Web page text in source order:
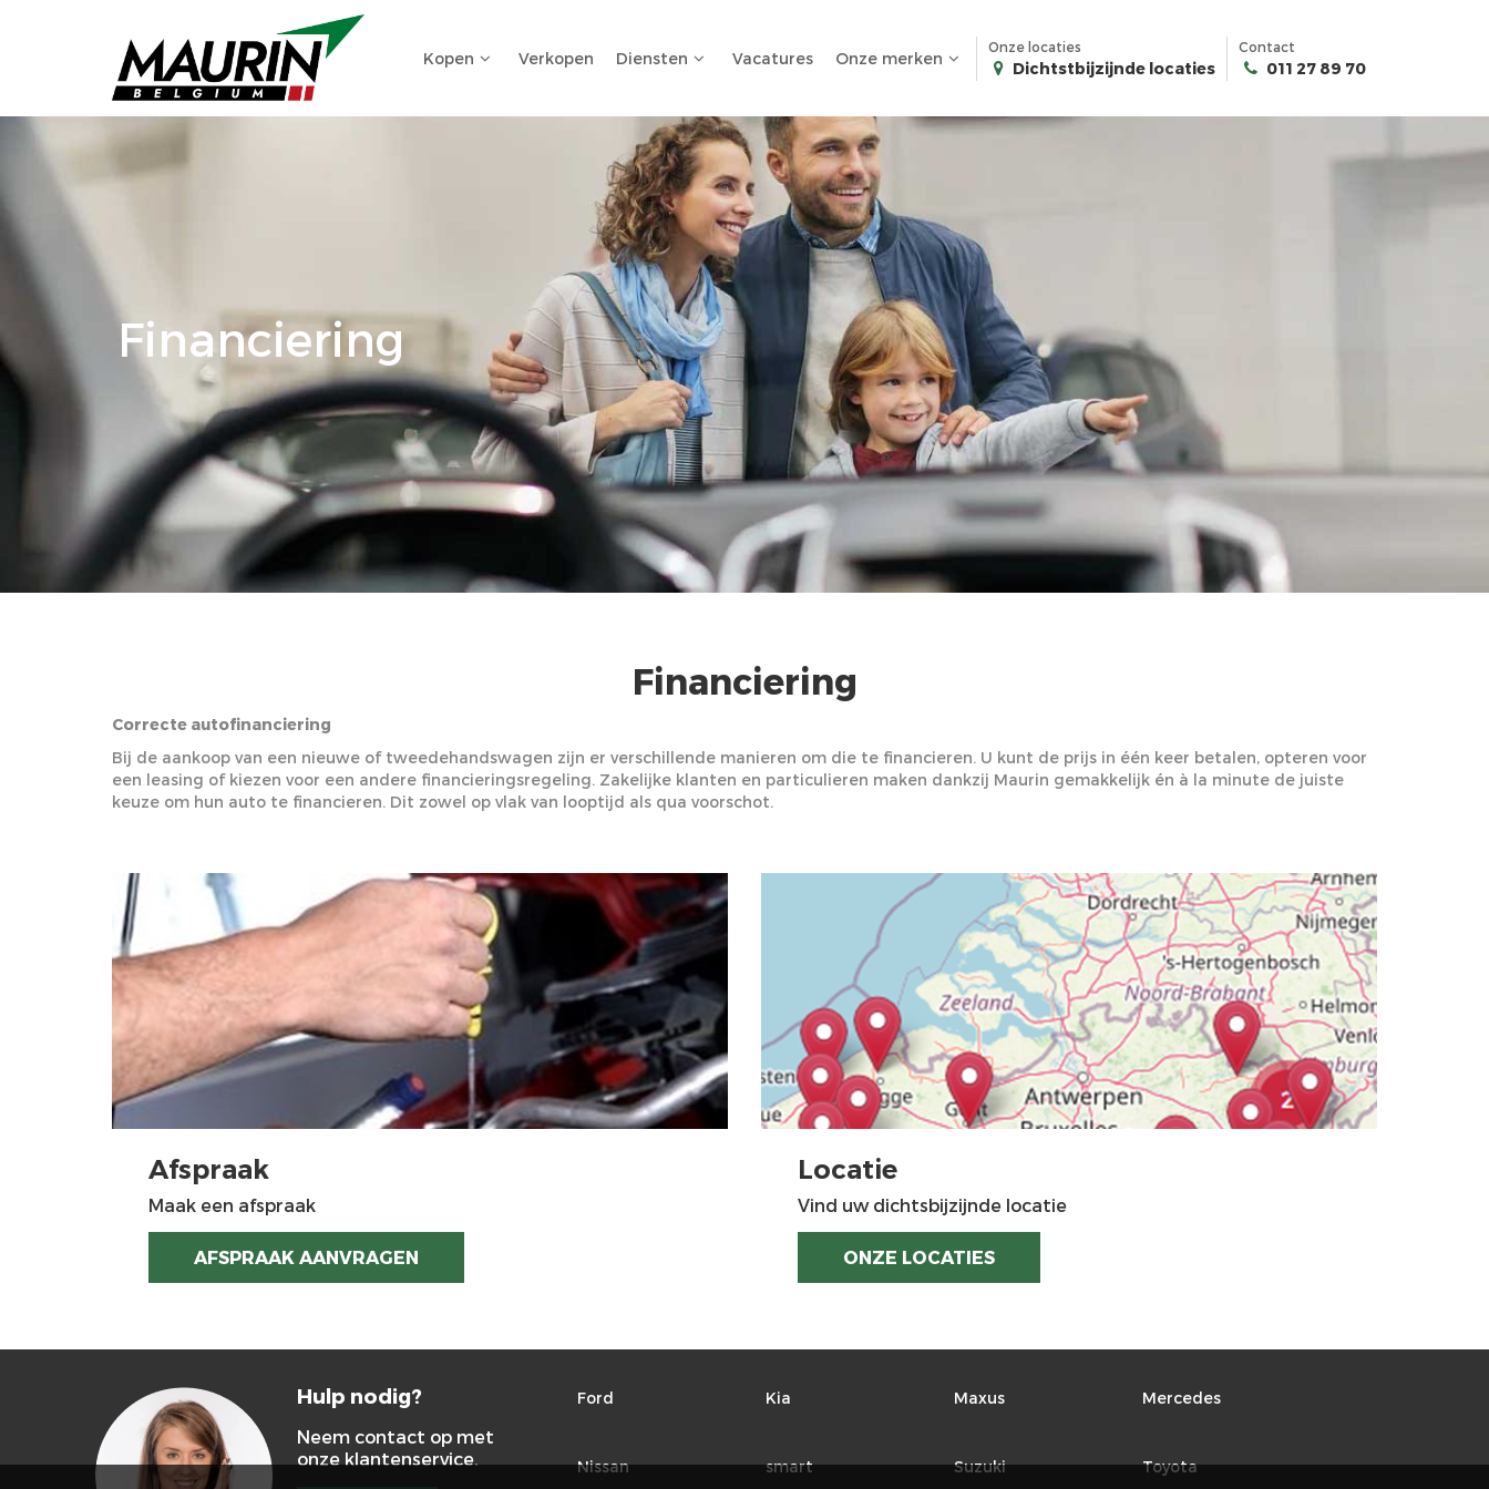
Kopen Verkopen Diensten Vacatures Onze merken
Onze locaties
Dichtstbijzijnde locaties
Contact
011 27 89 70
Financiering
Financiering
Correcte autofinanciering
Bij de aankoop van een nieuwe of tweedehandswagen zijn er verschillende manieren om die te financieren. U kunt de prijs in één keer betalen, opteren voor
een leasing of kiezen voor een andere financieringsregeling. Zakelijke klanten en particulieren maken dankzij Maurin gemakkelijk én à la minute de juiste
keuze om hun auto te financieren. Dit zowel op vlak van looptijd als qua voorschot.
Afspraak
Maak een afspraak
AFSPRAAK AANVRAGEN
Locatie
Vind uw dichtsbijzijnde locatie
ONZE LOCATIES
Hulp nodig?
Neem contact op met
onze klantenservice.
Ford Kia Maxus Mercedes
Nissan smart Suzuki Toyota